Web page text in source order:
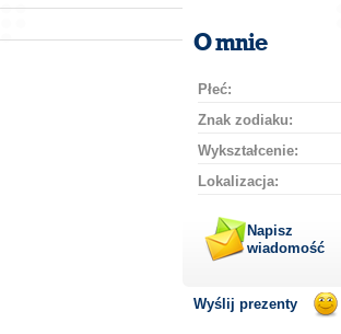
O mnie
Płeć:
Znak zodiaku:
Wykształcenie:
Lokalizacja:
Napisz
wiadomość
Wyślij prezenty